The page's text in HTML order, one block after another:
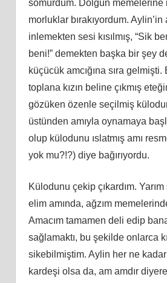
sömürdüm. Dolgun
morluklar bırakıyordum. Aylin’in
inlemekten sesi kısılmış, “Sik
beni!” demekten başka bir şey
küçücük amcığına sıra
toplana kızın beline çıkmış
gözüken özenle seçilmiş
üstünden amıyla oynamaya
olup külodunu ıslatmış amı
yok mu?!?) diye bağırıyordu.
Külodunu çekip çıkardım.
elim amında, ağzım
Amacım tamamen deli edip
sağlamaktı, bu şekilde onlarca
sikebilmiştim. Aylin her ne
kardeşi olsa da, am amdır